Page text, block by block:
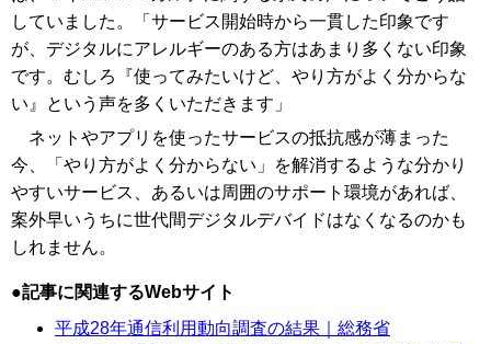
していました。「サービス開始時から一貫した印象です
が、デジタルにアレルギーのある方はあまり多くない印象
です。むしろ『使ってみたいけど、やり方がよく分からな
い』という声を多くいただきます」
ネットやアプリを使ったサービスの抵抗感が薄まった
今、「やり方がよく分からない」を解消するような分かり
やすいサービス、あるいは周囲のサポート環境があれば、
案外早いうちに世代間デジタルデバイドはなくなるのかも
しれません。
記事に関連するWebサイト
平成28年通信利用動向調査の結果｜総務省